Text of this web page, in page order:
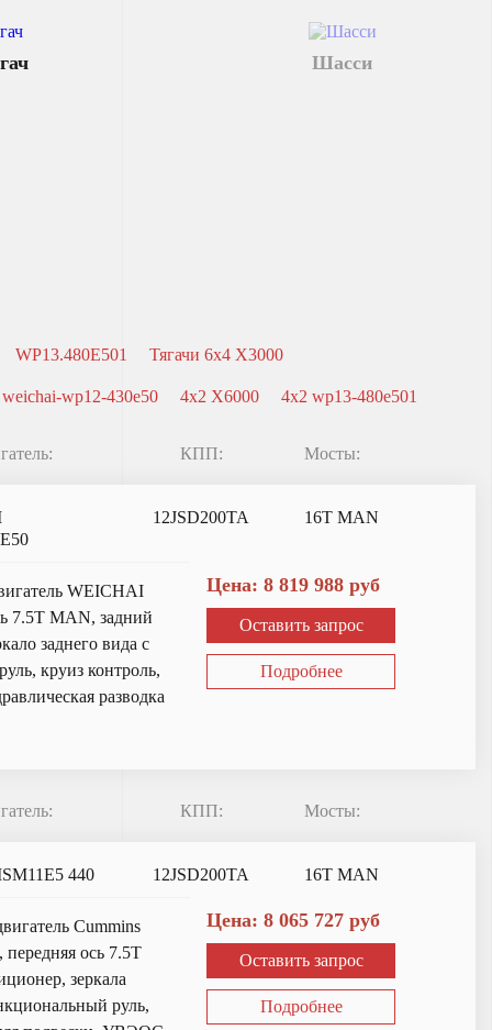
Шасси
WP13.480E501 Тягачи 6x4 X3000
wp12-430e50 4x2 X6000 4x2 wp13-480e501
КПП: Мосты:
12JSD200TA 16T MAN
WEICHAI
7.5T MAN, задний
заднего вида с
круиз контроль,
разводка
Цена:8 819 988 руб
Оставить запрос
Подробнее
КПП: Мосты:
440 12JSD200TA 16T MAN
Cummins
ось 7.5T
зеркала
руль,
Цена:8 065 727 руб
Оставить запрос
Подробнее